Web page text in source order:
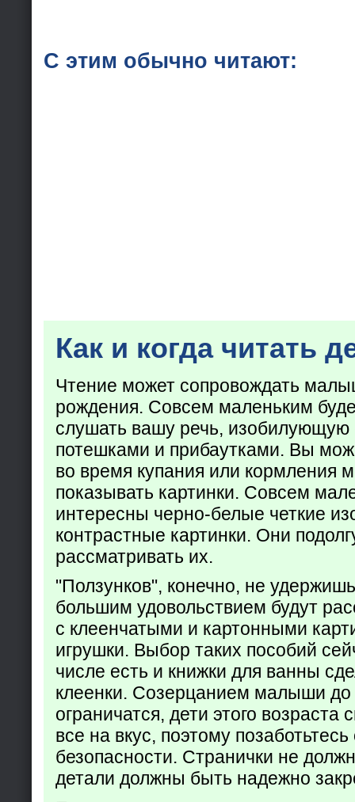
С этим обычно читают:
Как и когда читать
Чтение может сопровождать
рождения. Совсем маленьким
слушать вашу речь,
потешками и прибаутками. Вы
во время купания или кормления
показывать картинки. Совсем
интересны черно-белые четкие
контрастные картинки. Они
рассматривать их.
"Ползунков", конечно, не
большим удовольствием будут
с клеенчатыми и картонными
игрушки. Выбор таких пособий
числе есть и книжки для ванны
клеенки. Созерцанием малыши до
ограничатся, дети этого возраста
все на вкус, поэтому позаботьтесь
безопасности. Странички не
детали должны быть надежно